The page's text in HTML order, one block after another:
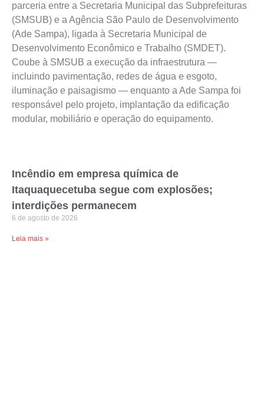
parceria entre a Secretaria Municipal das Subprefeituras
(SMSUB) e a Agência São Paulo de Desenvolvimento
(Ade Sampa), ligada à Secretaria Municipal de
Desenvolvimento Econômico e Trabalho (SMDET).
Coube à SMSUB a execução da infraestrutura —
incluindo pavimentação, redes de água e esgoto,
iluminação e paisagismo — enquanto a Ade Sampa foi
responsável pelo projeto, implantação da edificação
modular, mobiliário e operação do equipamento.
Incêndio em empresa química de
Itaquaquecetuba segue com explosões;
interdições permanecem
6 de agosto de 2026
Leia mais »